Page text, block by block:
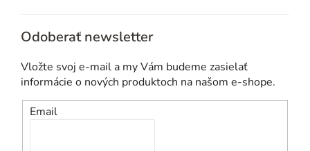
Odoberať newsletter
Vložte svoj e-mail a my Vám budeme zasielať
informácie o nových produktoch na našom e-shope.
Email